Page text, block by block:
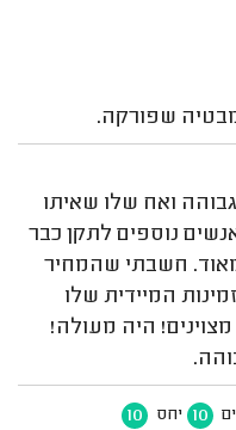
שפורקה.
ואח שלו שאיתו
נוספים לתקן כבר
חשבתי שהמחיר
המיידית שלו
היה מעולה!
10 יחס 10